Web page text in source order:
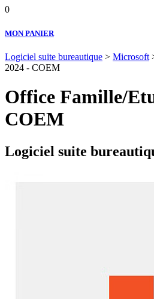
0
MON PANIER
Logiciel suite bureautique > Microsoft
2024 - COEM
Office Famille/
COEM
Logiciel suite